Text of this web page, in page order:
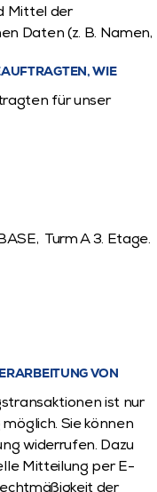
Mittel der
Daten (z. B. Namen,
WIE
für unser
Turm A 3. Etage.
VON
ist nur
Sie können
widerrufen. Dazu
Mitteilung per E-
der